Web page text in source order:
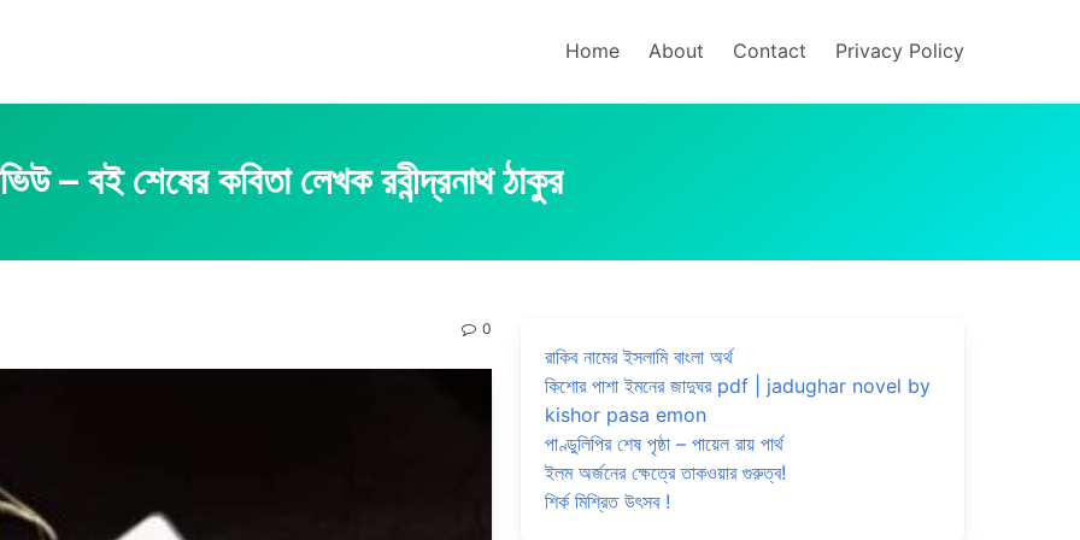
Home About Contact Privacy Policy
– বই শেষের কবিতা লেখক রবীন্দ্রনাথ ঠাকুর
0
রাকিব নামের ইসলামি বাংলা অর্থ
কিশোর পাশা ইমনের জাদুঘর pdf | jadughar novel by
kishor pasa emon
পাণ্ডুলিপির শেষ পৃষ্ঠা – পায়েল রায় পার্থ
ইলম অর্জনের ক্ষেত্রে তাকওয়ার গুরুত্ব!
শির্ক মিশ্রিত উৎসব !